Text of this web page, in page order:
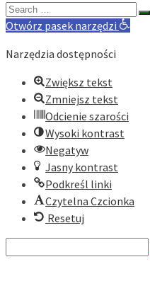
Search
for:
Otwórz pasek narzędzi
Narzędzia dostępności
Zwiększ tekst
Zmniejsz tekst
Odcienie szarości
Wysoki kontrast
Negatyw
Jasny kontrast
Podkreśl linki
Czytelna Czcionka
Resetuj